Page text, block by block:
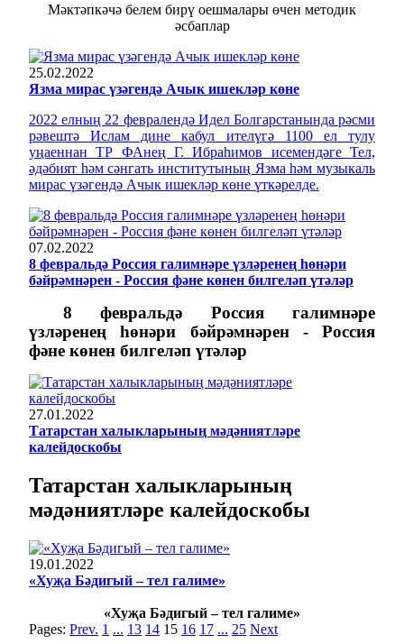
Мәктәпкәчә белем бирү оешмалары өчен методик
әсбаплар
25.02.2022
Язма мирас үзәгендә Ачык ишекләр көне
2022 елның 22 февралендә Идел Болгарстанында рәсми
рәвештә Ислам дине кабул ителүгә 1100 ел тулу
уңаеннан ТР ФАнең Г. Ибраһимов исемендәге Тел,
әдәбият һәм сәнгать институтының Язма һәм музыкаль
мирас үзәгендә Ачык ишекләр көне үткәрелде.
07.02.2022
8 февральдә Россия галимнәре үзләренең һөнәри
бәйрәмнәрен - Россия фәне көнен билгеләп үтәләр
8 февральдә Россия галимнәре
үзләренең һөнәри бәйрәмнәрен - Россия
фәне көнен билгеләп үтәләр
27.01.2022
Татарстан халыкларының мәдәниятләре
калейдоскобы
Татарстан халыкларының
мәдәниятләре калейдоскобы
19.01.2022
«Хуҗа Бәдигый – тел галиме»
«Хуҗа Бәдигый – тел галиме»
Pages: Prev. 1 ... 13 14 15 16 17 ... 25 Next